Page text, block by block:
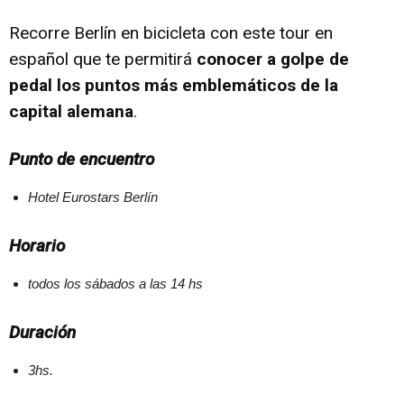
Recorre Berlín en bicicleta con este tour en
español que te permitirá conocer a golpe de
pedal los puntos más emblemáticos de la
capital alemana.
Punto de encuentro
Hotel Eurostars Berlín
Horario
todos los sábados a las 14 hs
Duración
3hs.